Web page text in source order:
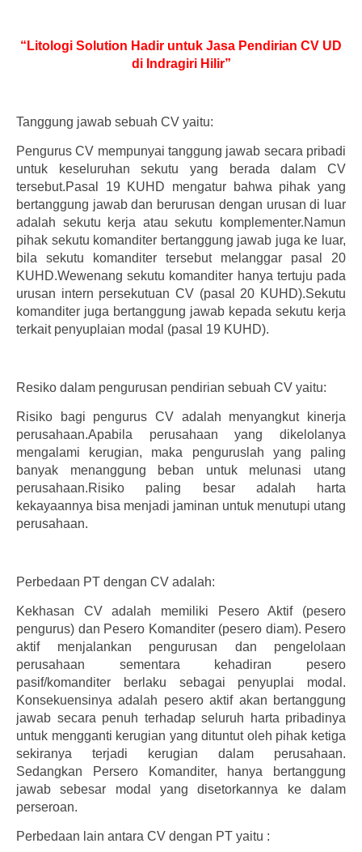
“Litologi Solution Hadir untuk Jasa Pendirian CV UD
di Indragiri Hilir”
Tanggung jawab sebuah CV yaitu:
Pengurus CV mempunyai tanggung jawab secara pribadi
untuk keseluruhan sekutu yang berada dalam CV
tersebut.Pasal 19 KUHD mengatur bahwa pihak yang
bertanggung jawab dan berurusan dengan urusan di luar
adalah sekutu kerja atau sekutu komplementer.Namun
pihak sekutu komanditer bertanggung jawab juga ke luar,
bila sekutu komanditer tersebut melanggar pasal 20
KUHD.Wewenang sekutu komanditer hanya tertuju pada
urusan intern persekutuan CV (pasal 20 KUHD).Sekutu
komanditer juga bertanggung jawab kepada sekutu kerja
terkait penyuplaian modal (pasal 19 KUHD).
Resiko dalam pengurusan pendirian sebuah CV yaitu:
Risiko bagi pengurus CV adalah menyangkut kinerja
perusahaan.Apabila perusahaan yang dikelolanya
mengalami kerugian, maka penguruslah yang paling
banyak menanggung beban untuk melunasi utang
perusahaan.Risiko paling besar adalah harta
kekayaannya bisa menjadi jaminan untuk menutupi utang
perusahaan.
Perbedaan PT dengan CV adalah:
Kekhasan CV adalah memiliki Pesero Aktif (pesero
pengurus) dan Pesero Komanditer (pesero diam). Pesero
aktif menjalankan pengurusan dan pengelolaan
perusahaan sementara kehadiran pesero
pasif/komanditer berlaku sebagai penyuplai modal.
Konsekuensinya adalah pesero aktif akan bertanggung
jawab secara penuh terhadap seluruh harta pribadinya
untuk mengganti kerugian yang dituntut oleh pihak ketiga
sekiranya terjadi kerugian dalam perusahaan.
Sedangkan Persero Komanditer, hanya bertanggung
jawab sebesar modal yang disetorkannya ke dalam
perseroan.
Perbedaan lain antara CV dengan PT yaitu :